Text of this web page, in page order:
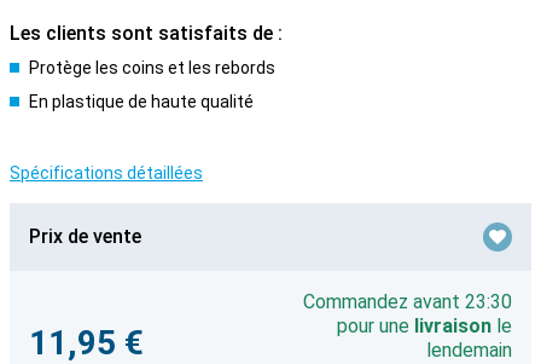
Les clients sont satisfaits de :
Protège les coins et les rebords
En plastique de haute qualité
Spécifications détaillées
Prix de vente
11,95 €
Commandez avant 23:30
pour une livraison le
lendemain